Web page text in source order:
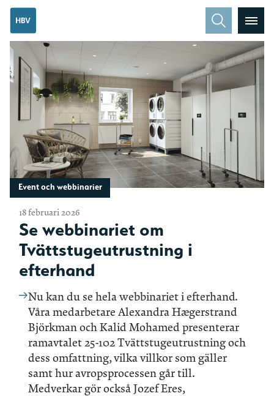
Event och webbinarier
18 februari 2026
Se webbinariet om
Tvättstugeutrustning i
efterhand
Nu kan du se hela webbinariet i efterhand.
Våra medarbetare Alexandra Hægerstrand
Björkman och Kalid Mohamed presenterar
ramavtalet 25-102 Tvättstugeutrustning och
dess omfattning, vilka villkor som gäller
samt hur avropsprocessen går till.
Medverkar gör också Jozef Eres,